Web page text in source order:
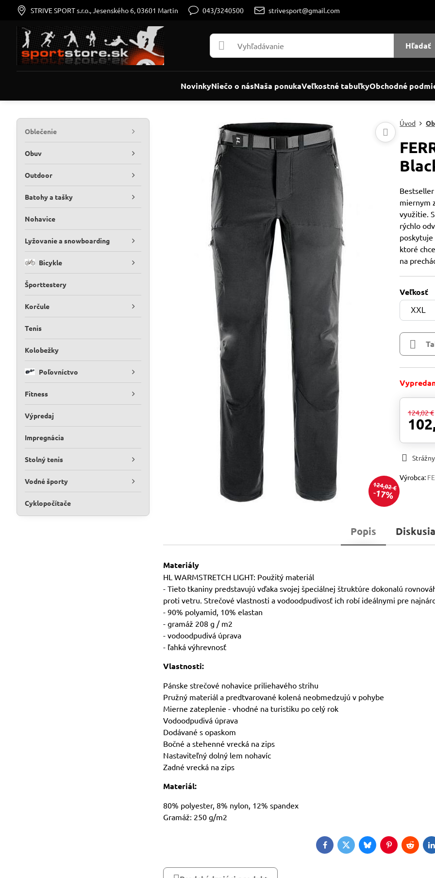
STRIVE SPORT s.r.o., Jesenského 6, 03601 Martin 043/3240500 strivesport@gmail.com
Hľadať
NovinkyNiečo o násNaša ponukaVeľkostné tabuľkyObchodné
124,02 €
17%
Úvod
miernym
využitie.
rýchlo
ktoré
na
Veľkosť
124,02 €
Výrobca:
Popis Diskusia
Materiály
HL WARMSTRETCH LIGHT: Použitý materiál
- Tieto tkaniny predstavujú vďaka svojej špeciálnej štruktúre dokonalú
proti vetru. Strečové vlastnosti a vodoodpudivosť ich robí ideálnymi pre
- 90% polyamid, 10% elastan
- gramáž 208 g / m2
- vodoodpudivá úprava
- ľahká výhrevnosť
Vlastnosti:
Pánske strečové nohavice priliehavého strihu
Pružný materiál a predtvarované kolená neobmedzujú v pohybe
Mierne zateplenie - vhodné na turistiku po celý rok
Vodoodpudivá úprava
Dodávané s opaskom
Bočné a stehenné vrecká na zips
Nastaviteľný dolný lem nohavíc
Zadné vrecká na zips
Materiál:
80% polyester, 8% nylon, 12% spandex
Gramáž: 250 g/m2
FacebookTwitterBlueskyPinterestReddit
Oblečenie
Obuv
Outdoor
Batohy a tašky
Nohavice
Lyžovanie a snowboarding
Bicykle
Športtestery
Korčule
Tenis
Kolobežky
Poľovníctvo
Fitness
Výpredaj
Impregnácia
Stolný tenis
Vodné športy
Cyklopočítače